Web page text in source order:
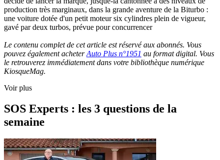
production très marginaux, dans la grande aventure de la Biturbo :
une voiture dotée d'un petit moteur six cylindres plein de vigueur,
gavé par deux turbos, prévue pour concurrencer
Le contenu complet de cet article est réservé aux abonnés. Vous
pouvez également acheterAuto Plus n°1951 au format digital. Vous
le retrouverez immédiatement dans votre bibliothèque numérique
KiosqueMag.
Voir plus
SOS Experts : les 3 questions de la
semaine